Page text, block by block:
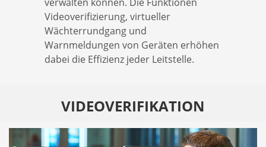
Videoverifizierung, virtueller
Wächterrundgang und
Warnmeldungen von Geräten erhöhen
dabei die Effizienz jeder Leitstelle.
VIDEOVERIFIKATION